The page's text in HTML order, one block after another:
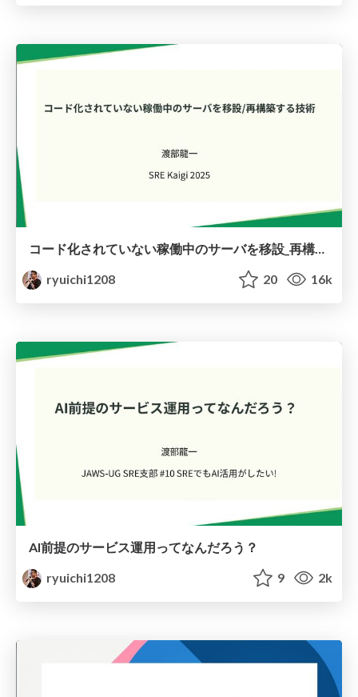
コード化されていない稼働中のサーバを移設_再構築する技術
ryuichi1208
20 16k
AI前提のサービス運用ってなんだろう？
ryuichi1208
9 2k